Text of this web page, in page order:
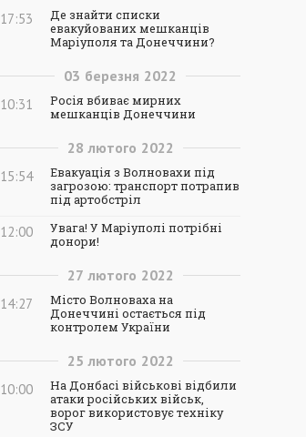
17:53
Де знайти списки
евакуйованих мешканців
Маріуполя та Донеччини?
03 березня 2022
10:31
Росія вбиває мирних
мешканців Донеччини
28 лютого 2022
15:54
Евакуація з Волновахи під
загрозою: транспорт потрапив
під артобстріл
12:00
Увага! У Маріуполі потрібні
донори!
27 лютого 2022
14:27
Місто Волноваха на
Донеччині остається під
контролем України
25 лютого 2022
10:00
На Донбасі військові відбили
атаки російських військ,
ворог використовує техніку
ЗСУ